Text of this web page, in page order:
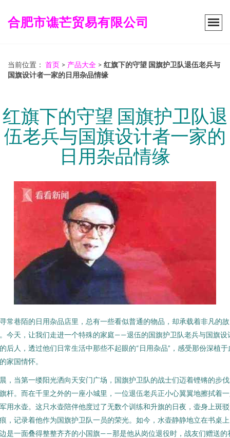
合肥市谯芒贸易有限公司
当前位置： 首页 > 产品大全 > 红旗下的守望 国旗护卫队退伍老兵与
国旗设计者一家的日用杂品情缘
红旗下的守望 国旗护卫队退
伍老兵与国旗设计者一家的
日用杂品情缘
常巷陌的日用杂品店里，总有一些看似普通的物品，却承载着非凡的故
今天，让我们走进一个特殊的家庭——退伍的国旗护卫队老兵与国旗设
后人，透过他们日常生活中那些不起眼的“日用杂品”，感受那份深植于
家国情怀。
，当第一缕阳光洒向天安门广场，国旗护卫队的战士们迈着铿锵的步
杆。而在千里之外的一座小城里，一位退伍老兵正小心翼翼地擦拭着
用水壶。这只水壶陪伴他度过了无数个训练和升旗的日夜，壶身上斑
，记录着他作为国旗护卫队一员的荣光。如今，水壶静静地立在书桌
是一面叠得整整齐齐的小国旗——那是他从岗位退役时，战友们赠送的